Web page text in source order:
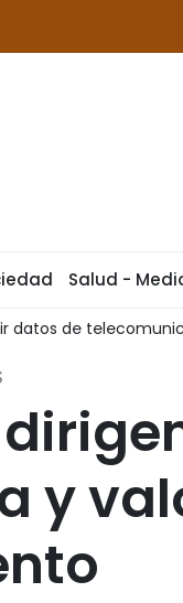
Salud -
simplificar trámites
y